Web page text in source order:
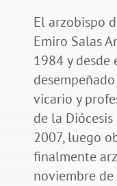
El arzobispo
Emiro Salas
1984 y desde
vicario y
de la Diócesis
2007, luego
finalmente
noviembre de